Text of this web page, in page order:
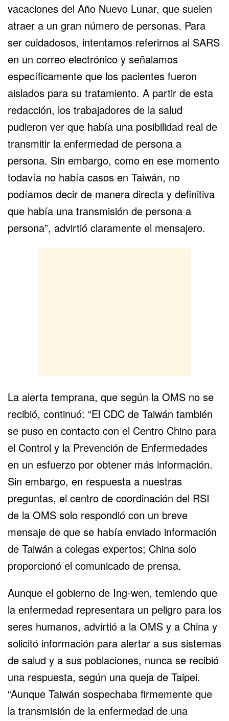
vacaciones del Año Nuevo Lunar, que suelen
atraer a un gran número de personas. Para
ser cuidadosos, intentamos referirnos al SARS
en un correo electrónico y señalamos
específicamente que los pacientes fueron
aislados para su tratamiento. A partir de esta
redacción, los trabajadores de la salud
pudieron ver que había una posibilidad real de
transmitir la enfermedad de persona a
persona. Sin embargo, como en ese momento
todavía no había casos en Taiwán, no
podíamos decir de manera directa y definitiva
que había una transmisión de persona a
persona”, advirtió claramente el mensajero.
La alerta temprana, que según la OMS no se
recibió, continuó: “El CDC de Taiwán también
se puso en contacto con el Centro Chino para
el Control y la Prevención de Enfermedades
en un esfuerzo por obtener más información.
Sin embargo, en respuesta a nuestras
preguntas, el centro de coordinación del RSI
de la OMS solo respondió con un breve
mensaje de que se había enviado información
de Taiwán a colegas expertos; China solo
proporcionó el comunicado de prensa.
Aunque el gobierno de Ing-wen, temiendo que
la enfermedad representara un peligro para los
seres humanos, advirtió a la OMS y a China y
solicitó información para alertar a sus sistemas
de salud y a sus poblaciones, nunca se recibió
una respuesta, según una queja de Taipei.
“Aunque Taiwán sospechaba firmemente que
la transmisión de la enfermedad de una